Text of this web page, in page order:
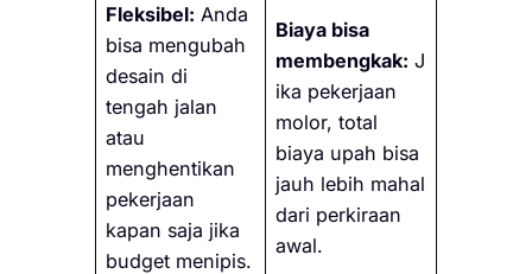
Fleksibel: Anda
bisa mengubah
desain di
tengah jalan
atau
menghentikan
pekerjaan
kapan saja jika
budget menipis.
Biaya bisa
membengkak: J
ika pekerjaan
molor, total
biaya upah bisa
jauh lebih mahal
dari perkiraan
awal.